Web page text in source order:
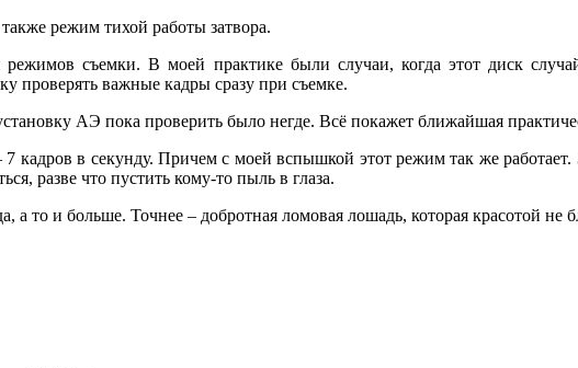
режим тихой работы затвора.
съемки. В моей практике были случаи, когда этот диск
проверять важные кадры сразу при съемке.
АЭ пока проверить было негде. Всё покажет ближайшая
кадров в секунду. Причем с моей вспышкой этот режим так же
разве что пустить кому-то пыль в глаза.
то и больше. Точнее – добротная ломовая лошадь, которая красотой не